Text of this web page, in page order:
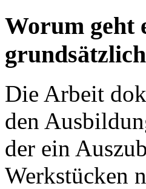
Worum geht
Die Arbeit
den
der ein
Werkstücken